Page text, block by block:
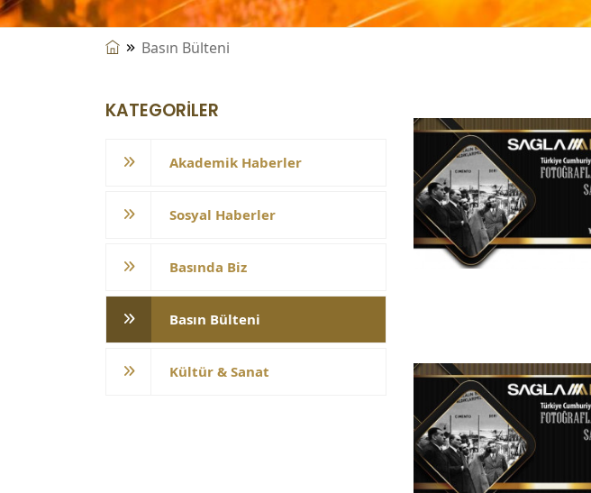
Basın Bülteni
KATEGORİLER
Akademik Haberler
Sosyal Haberler
Basında Biz
Basın Bülteni
Kültür & Sanat